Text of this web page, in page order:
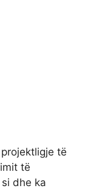
të
të
dhe ka